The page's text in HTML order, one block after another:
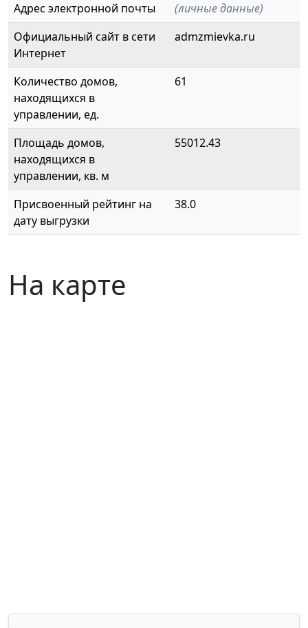
Адрес электронной почты
(личные данные)
Официальный сайт в сети
Интернет
admzmievka.ru
Количество домов,
находящихся в
управлении, ед.
61
Площадь домов,
находящихся в
управлении, кв. м
55012.43
Присвоенный рейтинг на
дату выгрузки
38.0
На карте